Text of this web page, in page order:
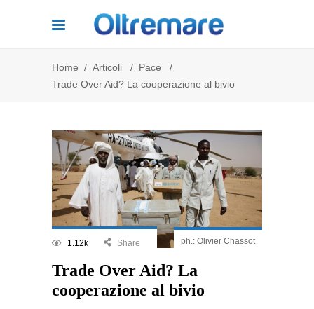
Home / Articoli / Pace
/
Trade Over Aid? La cooperazione al bivio
1.12k Share ph.: Olivier Chassot
Trade Over Aid? La
cooperazione al bivio